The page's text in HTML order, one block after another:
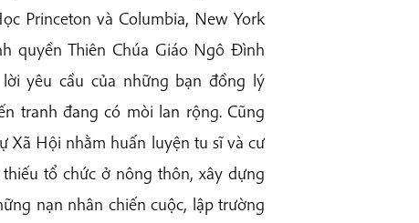
Princeton và Columbia, New York
quyền Thiên Chúa Giáo Ngô Đình
yêu cầu của những bạn đồng lý
tranh đang có mòi lan rộng. Cũng
Xã Hội nhằm huấn luyện tu sĩ và cư
tổ chức ở nông thôn, xây dựng
nạn nhân chiến cuộc, lập trường